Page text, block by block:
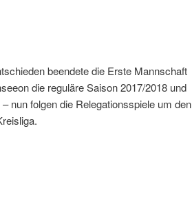
beendete die Erste Mannschaft
die reguläre Saison 2017/2018 und
nun folgen die Relegationsspiele um den